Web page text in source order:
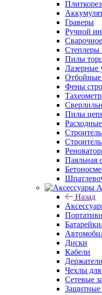
Граверы
Ручной
Степлеры
Пилы
Лазерные
Отбойные
Фены
Пилы
Паяльная
Назад
Диски
Кабели
Чехлы
Сетевые
Защитные